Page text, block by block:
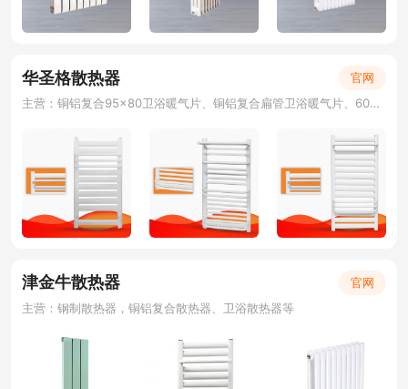
华圣格散热器
官网
主营：铜铝复合95×80卫浴暖气片、铜铝复合扁管卫浴暖气片、60平卫浴暖气片、钢制置物架暖气片、电热毛巾架、卫浴散热器、小背篓散热器
津金牛散热器
官网
主营：钢制散热器，铜铝复合散热器、卫浴散热器等